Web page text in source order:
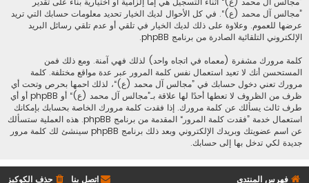
”مجالس آل محمد (ع)“. في كل الأحوال لديك الخيار تحديد معلومات حسابك التي تريد
عرضها للعموم. وعلاوة على ذلك لديك الخيار في تلقي أو عدم تلقي رسائل البريد
الإلكتروني التلقائية الصادرة من برنامج phpBB.
كلمة مرورك مشفرة (معماه في اتجاه واحد) لذلك فهي آمنة. ومع ذلك فمن
المستحسن أنك لا تعيد استعمال نفس كلمة المرور عبر عدة مواقع مختلفة. كلمة
مرورك تعني دخول حسابك في ”مجالس آل محمد (ع)“، لذلك احمها بحرص وتحت أي
ظرف من الظروف لا تعطها أحدًا لها علاقة بـ”مجالس آل محمد (ع)“ أو phpBB أو أي
طرف ثالث يسألك عن كلمة مرورك. إذا فقدت كلمة مرورك الخاصة بحسابك بإمكانك
استعمال خدمة ”فقدت كلمة المرور“ المقدمة من برنامج phpBB. هذه العملية ستسألك
عن اسم عضويتك وبريدك الإلكتروني وبعد ذلك برنامج phpBB سينشئ لك كلمة مرور
جديدة لكي تدخل بها إلى حسابك.
فهرس المنتدى حذف الكوكيز اتصل بنا